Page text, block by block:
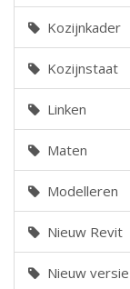
Kozijnkader
Kozijnstaat
Linken
Maten
Modelleren
Nieuw Revit
Nieuw